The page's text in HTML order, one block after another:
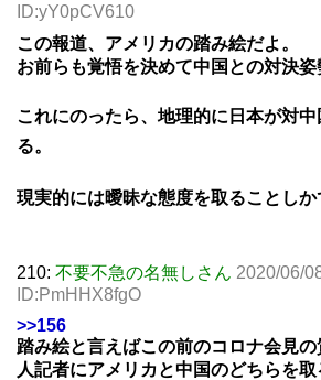
ID:yY0pCV610
この報道、アメリカの踏み絵だよ。
お前らも覚悟を決めて中国との対決姿
これにのったら、地理的に日本が対
る。
現実的には曖昧な態度を取ることしか
210: 不要不急の名無しさん 2020/06/
ID:PmHHX8fgO
>>156
踏み絵と言えばこの前のコロナ会見
人記者にアメリカと中国のどちらを